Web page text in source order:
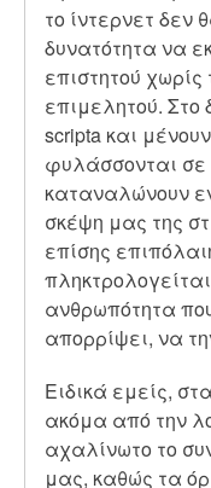
το ίντερνετ δεν
δυνατότητα να
επιστητού
επιμελητού. Στο
scripta και
φυλάσσονται σε
καταναλώνουν
σκέψη μας της
επίσης
ανθρωπότητα
απορρίψει, να
Ειδικά εμείς,
ακόμα από την
αχαλίνωτο το
μας, καθώς τα